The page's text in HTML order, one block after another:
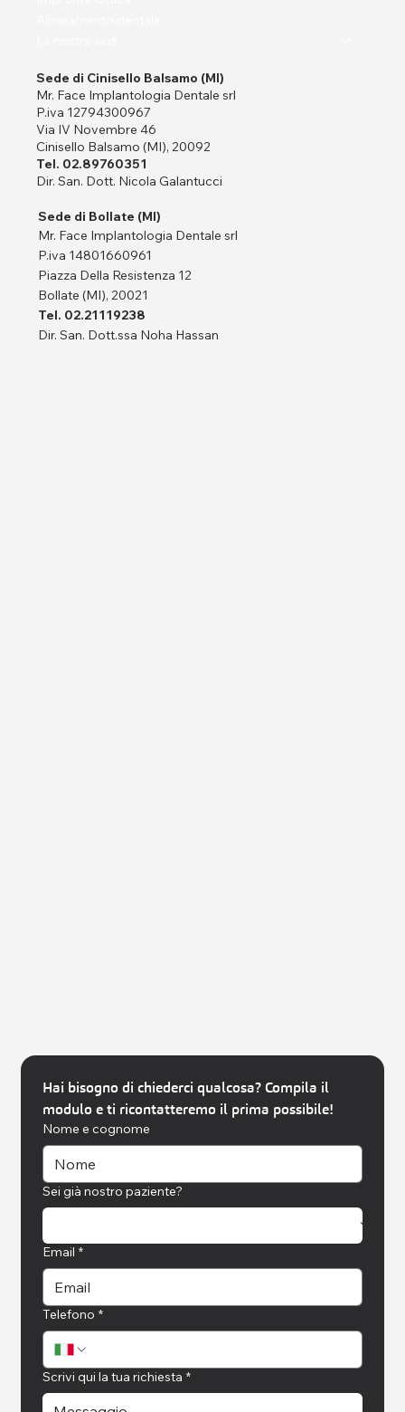
Hai bisogno di chiederci qualcosa? Compila il
modulo e ti ricontatteremo il prima possibile!
Nome e cognome
Sei già nostro paziente?
Email *
Telefono *
Scrivi qui la tua richiesta *
Sede di Cinisello Balsamo (MI)
Mr. Face Implantologia Dentale srl
P.iva 12794300967
Via IV Novembre 46
Cinisello Balsamo (MI), 20092
Tel. 02.89760351
Dir. San. Dott. Nicola Galantucci
Sede di Bollate (MI)
Mr. Face Implantologia Dentale srl
P.iva 14801660961
Piazza Della Resistenza 12
Bollate (MI), 20021
Tel. 02.21119238
Dir. San. Dott.ssa Noha Hassan